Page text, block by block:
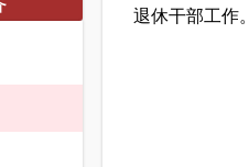
退休干部工作。